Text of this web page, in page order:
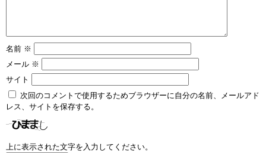
名前 ※
メール ※
サイト
次回のコメントで使用するためブラウザーに自分の名前、メールアド
レス、サイトを保存する。
上に表示された文字を入力してください。